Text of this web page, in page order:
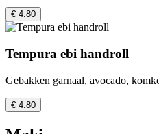
€ 4.80
Tempura ebi handroll
Gebakken garnaal, avocado,
€ 4.80